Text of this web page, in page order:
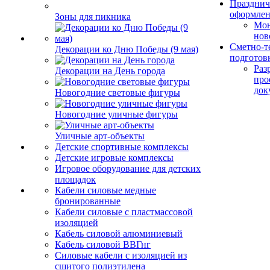
Зоны для пикника
Декорации ко Дню Победы (9 мая)
Декорации на День города
Новогодние световые фигуры
Новогодние уличные фигуры
Уличные арт-объекты
Детские спортивные комплексы
Детские игровые комплексы
Игровое оборудование для детских
площадок
Кабели силовые медные
бронированные
Кабели силовые с пластмассовой
изоляцией
Кабель силовой алюминиевый
Кабель силовой ВВГнг
Силовые кабели с изоляцией из
сшитого полиэтилена
Сметно-